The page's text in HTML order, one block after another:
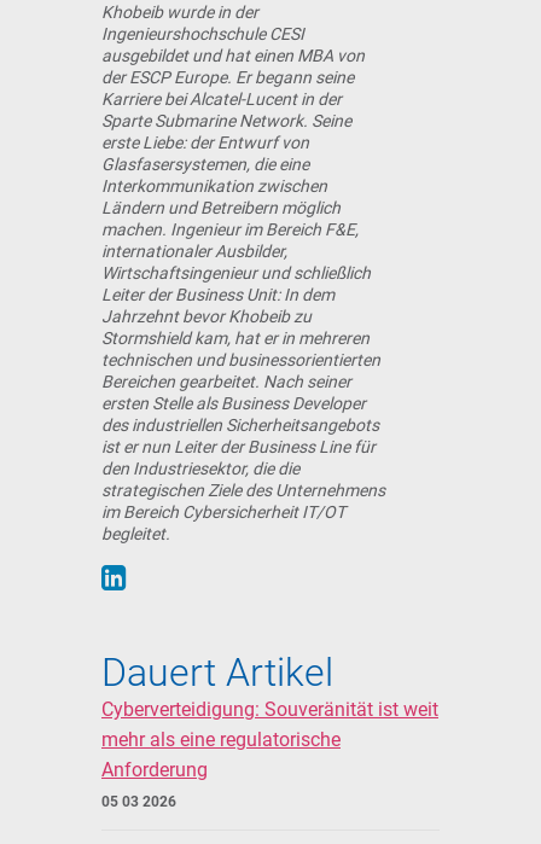
Khobeib wurde in der
Ingenieurshochschule CESI
ausgebildet und hat einen MBA von
der ESCP Europe. Er begann seine
Karriere bei Alcatel-Lucent in der
Sparte Submarine Network. Seine
erste Liebe: der Entwurf von
Glasfasersystemen, die eine
Interkommunikation zwischen
Ländern und Betreibern möglich
machen. Ingenieur im Bereich F&E,
internationaler Ausbilder,
Wirtschaftsingenieur und schließlich
Leiter der Business Unit: In dem
Jahrzehnt bevor Khobeib zu
Stormshield kam, hat er in mehreren
technischen und businessorientierten
Bereichen gearbeitet. Nach seiner
ersten Stelle als Business Developer
des industriellen Sicherheitsangebots
ist er nun Leiter der Business Line für
den Industriesektor, die die
strategischen Ziele des Unternehmens
im Bereich Cybersicherheit IT/OT
begleitet.
Dauert Artikel
Cyberverteidigung: Souveränität ist weit
mehr als eine regulatorische
Anforderung
05 03 2026